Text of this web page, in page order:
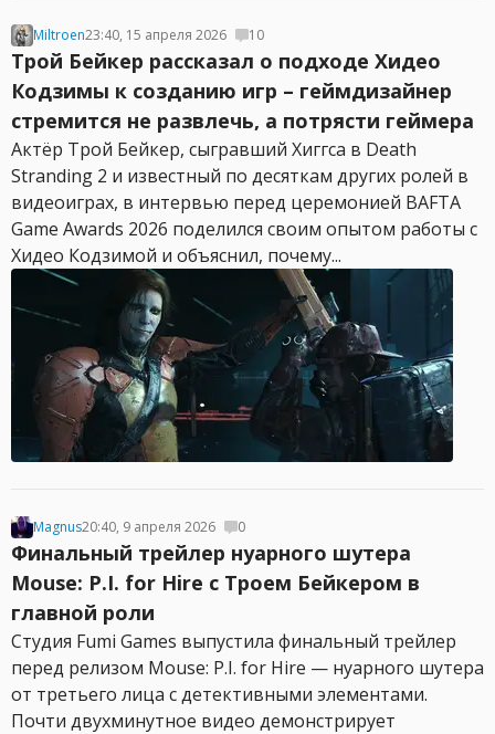
Miltroen23:40, 15 апреля 2026 10
Трой Бейкер рассказал о подходе Хидео
Кодзимы к созданию игр – геймдизайнер
стремится не развлечь, а потрясти геймера
Актёр Трой Бейкер, сыгравший Хиггса в Death
Stranding 2 и известный по десяткам других ролей в
видеоиграх, в интервью перед церемонией BAFTA
Game Awards 2026 поделился своим опытом работы с
Хидео Кодзимой и объяснил, почему...
Magnus20:40, 9 апреля 2026 0
Финальный трейлер нуарного шутера
Mouse: P.I. for Hire с Троем Бейкером в
главной роли
Студия Fumi Games выпустила финальный трейлер
перед релизом Mouse: P.I. for Hire — нуарного шутера
от третьего лица с детективными элементами.
Почти двухминутное видео демонстрирует